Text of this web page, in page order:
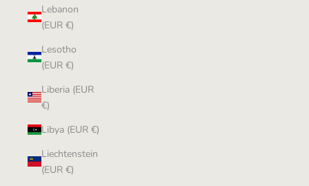
Lebanon
(EUR €)
Lesotho
(EUR €)
Liberia (EUR
€)
Libya (EUR €)
Liechtenstein
(EUR €)